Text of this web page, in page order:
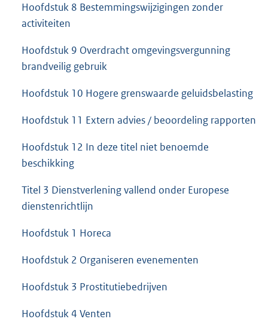
Hoofdstuk 8 Bestemmingswijzigingen zonder
activiteiten
Hoofdstuk 9 Overdracht omgevingsvergunning
brandveilig gebruik
Hoofdstuk 10 Hogere grenswaarde geluidsbelasting
Hoofdstuk 11 Extern advies / beoordeling rapporten
Hoofdstuk 12 In deze titel niet benoemde
beschikking
Titel 3 Dienstverlening vallend onder Europese
dienstenrichtlijn
Hoofdstuk 1 Horeca
Hoofdstuk 2 Organiseren evenementen
Hoofdstuk 3 Prostitutiebedrijven
Hoofdstuk 4 Venten